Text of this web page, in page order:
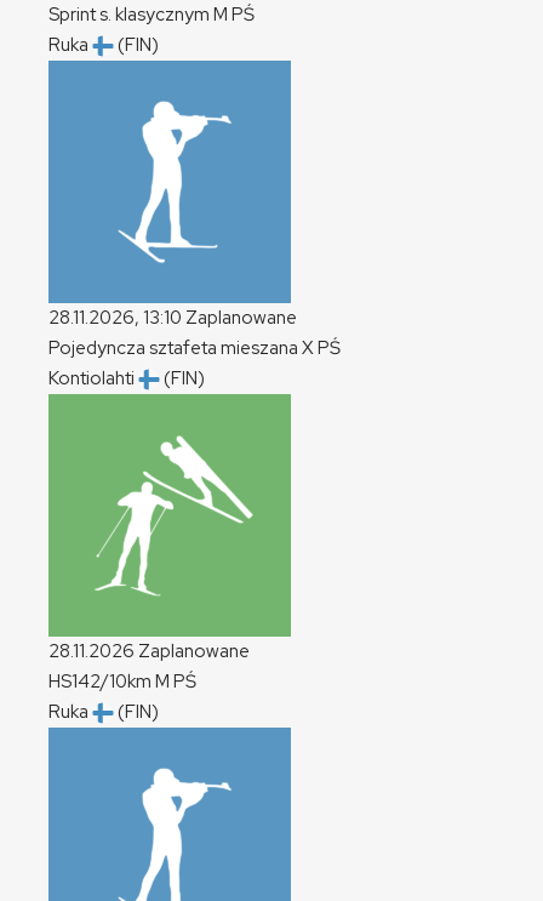
Sprint s. klasycznym M PŚ
Ruka
(FIN)
28.11.2026, 13:10 Zaplanowane
Pojedyncza sztafeta mieszana XPŚ
Kontiolahti
(FIN)
28.11.2026 Zaplanowane
HS142/10km M PŚ
Ruka
(FIN)